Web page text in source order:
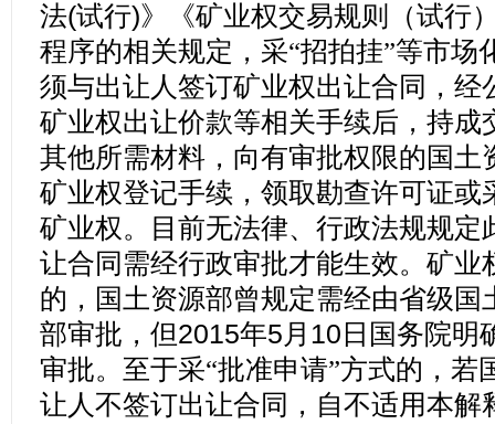
法(试行)》《矿业权交易规则（试行
程序的相关规定，采“招拍挂”等市场
须与出让人签订矿业权出让合同，经
矿业权出让价款等相关手续后，持成
其他所需材料，向有审批权限的国土
矿业权登记手续，领取勘查许可证或
矿业权。目前无法律、行政法规规定
让合同需经行政审批才能生效。矿业
的，国土资源部曾规定需经由省级国
部审批，但2015年5 月 10 日国务院明
审批。至于采“批准申请”方式的，若
让人不签订出让合同，自不适用本解